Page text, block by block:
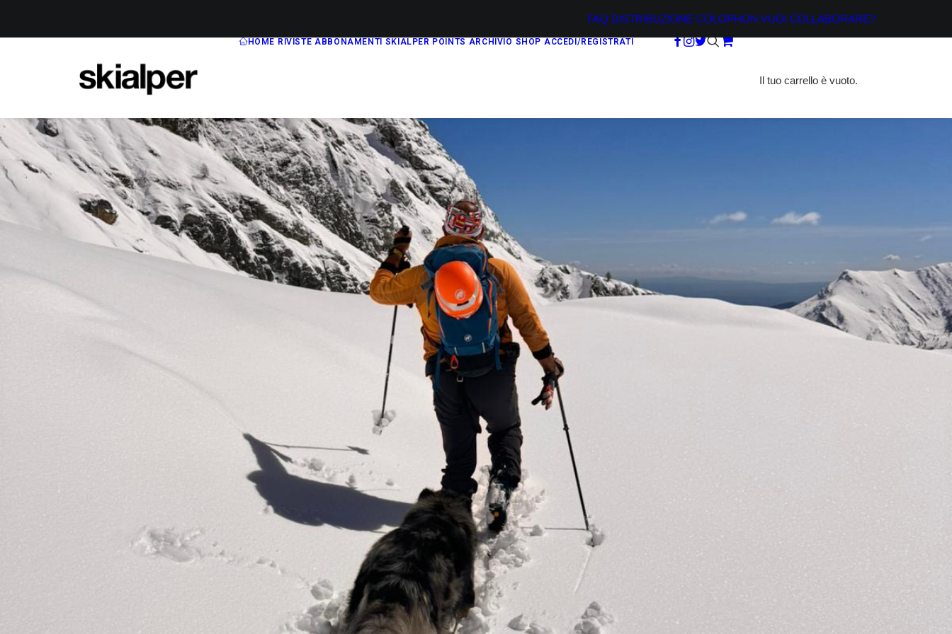
FAQ DISTRIBUZIONE COLOPHON VUOI COLLABORARE?
HOME RIVISTE ABBONAMENTI SKIALPER POINTS ARCHIVIO SHOP ACCEDI/REGISTRATI
Il tuo carrello è vuoto.